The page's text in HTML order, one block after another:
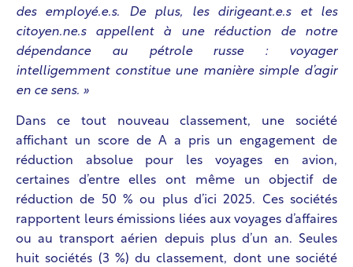
des employé.e.s. De plus, les dirigeant.e.s et les
citoyen.ne.s appellent à une réduction de notre
dépendance au pétrole russe : voyager
intelligemment constitue une manière simple d’agir
en ce sens. »
Dans ce tout nouveau classement, une société
affichant un score de A a pris un engagement de
réduction absolue pour les voyages en avion,
certaines d’entre elles ont même un objectif de
réduction de 50 % ou plus d’ici 2025. Ces sociétés
rapportent leurs émissions liées aux voyages d’affaires
ou au transport aérien depuis plus d’un an. Seules
huit sociétés (3 %) du classement, dont une société